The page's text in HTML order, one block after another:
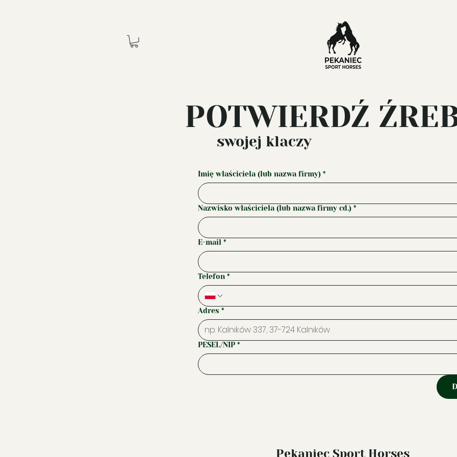
POTWIERDŹ
swojej klaczy
Imię właściciela (lub nazwa firmy) *
Nazwisko właściciela (lub nazwa firmy cd.) *
E-mail *
Telefon *
Adres *
PESEL/NIP *
Pekaniec Sport Horses